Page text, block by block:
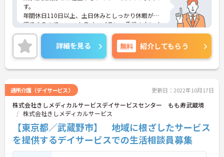
す。
年間休日110日以上、土日休みとしっかり休暇が取
得できるので、ワークライフバランス重視の方にオ
ススメ★
最寄り駅より徒歩10分圏内と好立地にあるので、通
勤のストレスが少ないのも嬉しいポイントです！
あなたの経験やスキルを活かして、利用者の皆さま
が安心して過ごせる空間づくりにチャレンジしてみ
ご興味ある方には、面接のポイントなど、さらに詳
細をお話致しますのでお気軽にご相談ください。
詳細を見る 無料 紹介してもらう
通所介護（デイサービス） 更新日：2022年10月17日
株式会社きしメディカルサービスデイサービスセンター もも寿武蔵境
株式会社きしメディカルサービス
【東京都／武蔵野市】 地域に根ざしたサービス
を提供するデイサービスでの生活相談員募集